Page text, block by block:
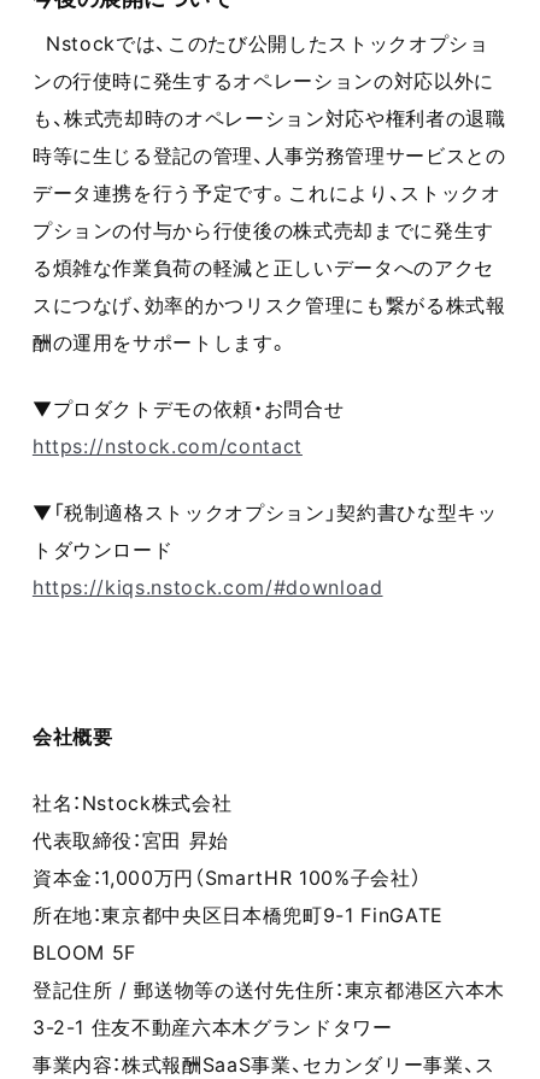
Nstockでは、このたび公開したストックオプショ
ンの行使時に発生するオペレーションの対応以外に
も、株式売却時のオペレーション対応や権利者の退職
時等に生じる登記の管理、人事労務管理サービスとの
データ連携を行う予定です。これにより、ストックオ
プションの付与から行使後の株式売却までに発生す
る煩雑な作業負荷の軽減と正しいデータへのアクセ
スにつなげ、効率的かつリスク管理にも繋がる株式報
酬の運用をサポートします。
▼プロダクトデモの依頼・お問合せ
https://nstock.com/contact
▼「税制適格ストックオプション」契約書ひな型キッ
トダウンロード
https://kiqs.nstock.com/#download
会社概要
社名：Nstock株式会社
代表取締役：宮田 昇始
資本金：1,000万円（SmartHR 100%子会社）
所在地：東京都中央区日本橋兜町9-1 FinGATE
BLOOM 5F
登記住所 / 郵送物等の送付先住所：東京都港区六本木
3-2-1 住友不動産六本木グランドタワー
事業内容：株式報酬SaaS事業、セカンダリー事業、ス